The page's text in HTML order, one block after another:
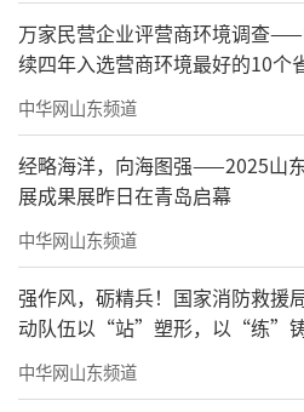
已斩获近3万台订单，进
企第一、多门冰箱份额超
在许多品牌认为高
亚市场，海尔高端旗舰
超1000台订单，并入驻
破了“东南亚市场难卖高
越南之后，Horizon
尼、泰国等市场，在东
第一的基础上进一步挖掘
万家民营企业评营商环境调查
续四年入选营商环境最好的10个
中华网山东频道
经略海洋，向海图强——2025山
展成果展昨日在青岛启幕
中华网山东频道
强作风，砺精兵！国家消防救援
动队伍以“站”塑形，以“练”
中华网山东频道